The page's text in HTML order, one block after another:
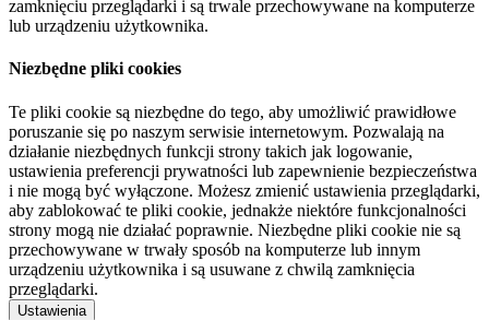
zamknięciu przeglądarki i są trwale przechowywane na komputerze
lub urządzeniu użytkownika.
Niezbędne pliki cookies
Te pliki cookie są niezbędne do tego, aby umożliwić prawidłowe
poruszanie się po naszym serwisie internetowym. Pozwalają na
działanie niezbędnych funkcji strony takich jak logowanie,
ustawienia preferencji prywatności lub zapewnienie bezpieczeństwa
i nie mogą być wyłączone. Możesz zmienić ustawienia przeglądarki,
aby zablokować te pliki cookie, jednakże niektóre funkcjonalności
strony mogą nie działać poprawnie. Niezbędne pliki cookie nie są
przechowywane w trwały sposób na komputerze lub innym
urządzeniu użytkownika i są usuwane z chwilą zamknięcia
przeglądarki.
Ustawienia